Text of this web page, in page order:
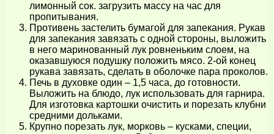
лимонный сок. загрузить массу на час для
пропитывания.
Противень застелить бумагой для запекания. Рукав
для запекания завязать с одной стороны, выложить
в него маринованный лук ровненьким слоем, на
оказавшуюся подушку положить мясо. 2-ой конец
рукава завязать, сделать в оболочке пара проколов.
Печь в духовке один – 1,5 часа, до готовности.
Выложить на блюдо, лук использовать для гарнира.
Для изготовка картошки очистить и порезать клубни
средними дольками.
Крупно порезать лук, морковь – кусками, специи,